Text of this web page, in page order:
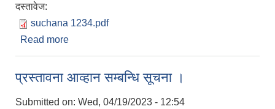
दस्तावेज:
suchana 1234.pdf
Read more
प्रस्तावना आव्हान सम्बन्धि सूचना ।
Submitted on: Wed, 04/19/2023 - 12:54